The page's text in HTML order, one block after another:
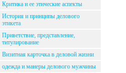
Критика и ее этические аспекты
История и принципы делового
этикета
Приветствие, представление,
титулирование
Визитная карточка в деловой жизни
одежда и манеры делового мужчины